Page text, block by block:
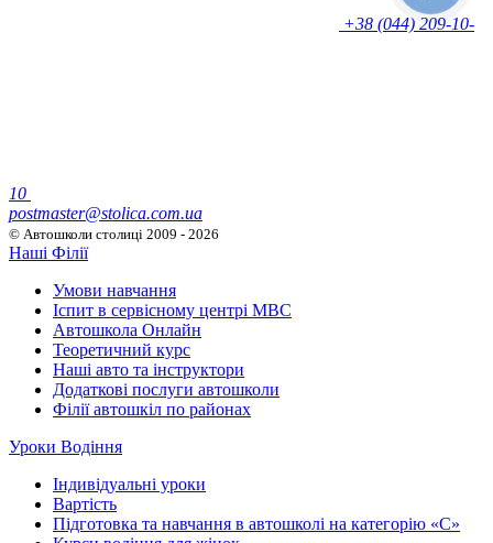
+38 (044) 209-10-
10
postmaster@stolica.com.ua
© Автошколи столиці 2009 - 2026
Наші Філії
Умови навчання
Іспит в сервісному центрі МВС
Автошкола Онлайн
Теоретичний курс
Наші авто та інструктори
Додаткові послуги автошколи
Філії автошкіл по районах
Уроки Водіння
Індивідуальні уроки
Вартість
Підготовка та навчання в автошколі на категорію «C»